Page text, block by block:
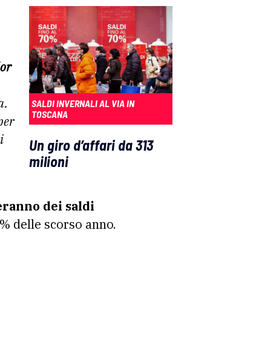
SALDI INVERNALI AL VIA IN
TOSCANA
Un giro d’affari da 313
milioni
dei saldi
delle scorso anno.